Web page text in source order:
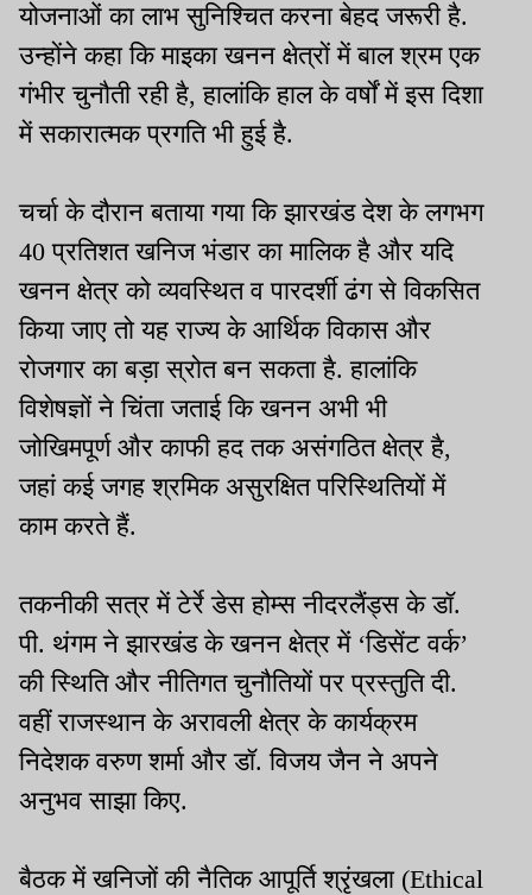
योजनाओं का लाभ सुनिश्चित करना बेहद जरूरी है.
उन्होंने कहा कि माइका खनन क्षेत्रों में बाल श्रम एक
गंभीर चुनौती रही है, हालांकि हाल के वर्षों में इस दिशा
में सकारात्मक प्रगति भी हुई है.
चर्चा के दौरान बताया गया कि झारखंड देश के लगभग
40 प्रतिशत खनिज भंडार का मालिक है और यदि
खनन क्षेत्र को व्यवस्थित व पारदर्शी ढंग से विकसित
किया जाए तो यह राज्य के आर्थिक विकास और
रोजगार का बड़ा स्रोत बन सकता है. हालांकि
विशेषज्ञों ने चिंता जताई कि खनन अभी भी
जोखिमपूर्ण और काफी हद तक असंगठित क्षेत्र है,
जहां कई जगह श्रमिक असुरक्षित परिस्थितियों में
काम करते हैं.
तकनीकी सत्र में टेर्रे डेस होम्स नीदरलैंड्स के डॉ.
पी. थंगम ने झारखंड के खनन क्षेत्र में ‘डिसेंट वर्क’
की स्थिति और नीतिगत चुनौतियों पर प्रस्तुति दी.
वहीं राजस्थान के अरावली क्षेत्र के कार्यक्रम
निदेशक वरुण शर्मा और डॉ. विजय जैन ने अपने
अनुभव साझा किए.
बैठक में खनिजों की नैतिक आपूर्ति श्रृंखला (Ethical